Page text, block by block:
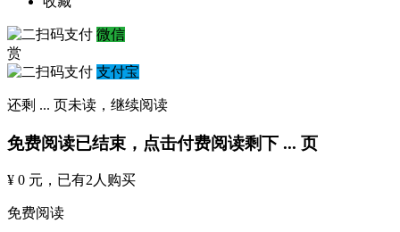
微信
赏
支付宝
还剩 ... 页未读， 继续阅读
免费阅读已结束，点击付费阅读剩下 ... 页
¥ 0 元 ，已有2 人购买
免费阅读